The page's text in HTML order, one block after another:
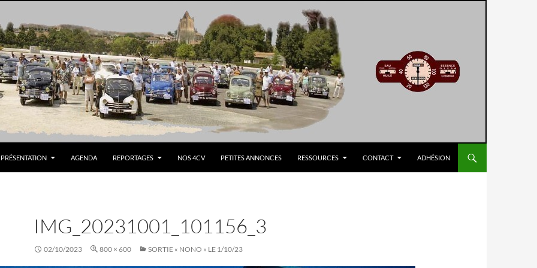
PRÉSENTATION AGENDA REPORTAGES NOS 4CV PETITES ANNONCES RESSOURCES CONTACT ADHÉSION
IMG_20231001_101156_3
02/10/2023 800 × 600 SORTIE « NONO » LE 1/10/23